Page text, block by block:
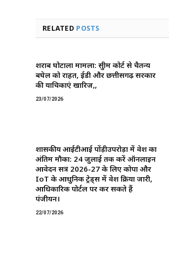
RELATED POSTS
शराब घोटाला मामला: सुप्रीम कोर्ट से चैतन्य
बघेल को राहत, ईडी और छत्तीसगढ़ सरकार
की याचिकाएं खारिज,,
23/07/2026
शासकीय आईटीआई पोंड़ीउपरोड़ा में प्रवेश का
अंतिम मौका: 24 जुलाई तक करें ऑनलाइन
आवेदन सत्र 2026-27 के लिए कोपा और
IoT के आधुनिक ट्रेड्स में प्रवेश प्रक्रिया जारी,
आधिकारिक पोर्टल पर कर सकते हैं
पंजीयन।
22/07/2026